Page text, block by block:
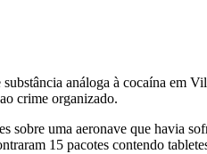
análoga à cocaína em
crime organizado.
sobre uma aeronave que
15 pacotes contendo